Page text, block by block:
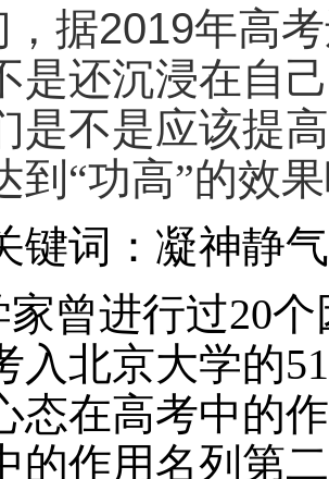
，据2019年高
是还沉浸在自
是不是应该提
到“功高”的效
键词：凝神静气
曾进行过20
入北京大学的
态在高考中的
的作用名列第